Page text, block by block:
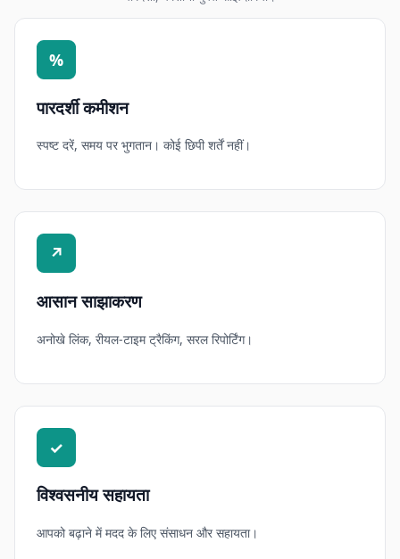
%
पारदर्शी कमीशन
स्पष्ट दरें, समय पर भुगतान। कोई छिपी शर्तें नहीं।
↗
आसान साझाकरण
अनोखे लिंक, रीयल-टाइम ट्रैकिंग, सरल रिपोर्टिंग।
✓
विश्वसनीय सहायता
आपको बढ़ाने में मदद के लिए संसाधन और सहायता।